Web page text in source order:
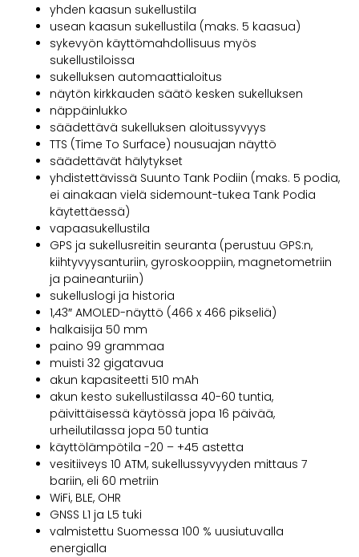
yhden kaasun sukellustila
usean kaasun sukellustila (maks. 5 kaasua)
sykevyön käyttömahdollisuus myös
sukellustiloissa
sukelluksen automaattialoitus
näytön kirkkauden säätö kesken sukelluksen
näppäinlukko
säädettävä sukelluksen aloitussyvyys
TTS (Time To Surface) nousuajan näyttö
säädettävät hälytykset
yhdistettävissä Suunto Tank Podiin (maks. 5 podia,
ei ainakaan vielä sidemount-tukea Tank Podia
käytettäessä)
vapaasukellustila
GPS ja sukellusreitin seuranta (perustuu GPS:n,
kiihtyvyysanturiin, gyroskooppiin, magnetometriin
ja paineanturiin)
sukelluslogi ja historia
1,43″ AMOLED-näyttö (466 x 466 pikseliä)
halkaisija 50 mm
paino 99 grammaa
muisti 32 gigatavua
akun kapasiteetti 510 mAh
akun kesto sukellustilassa 40-60 tuntia,
päivittäisessä käytössä jopa 16 päivää,
urheilutilassa jopa 50 tuntia
käyttölämpötila -20 – +45 astetta
vesitiiveys 10 ATM, sukellussyvyyden mittaus 7
bariin, eli 60 metriin
WiFi, BLE, OHR
GNSS L1 ja L5 tuki
valmistettu Suomessa 100 % uusiutuvalla
energialla